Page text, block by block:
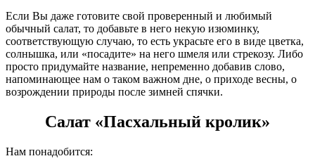
Если Вы даже готовите свой проверенный и любимый
обычный салат, то добавьте в него некую изюминку,
соответствующую случаю, то есть украсьте его в виде цветка,
солнышка, или «посадите» на него шмеля или стрекозу. Либо
просто придумайте название, непременно добавив слово,
напоминающее нам о таком важном дне, о приходе весны, о
возрождении природы после зимней спячки.
Салат «Пасхальный кролик»
Нам понадобится: